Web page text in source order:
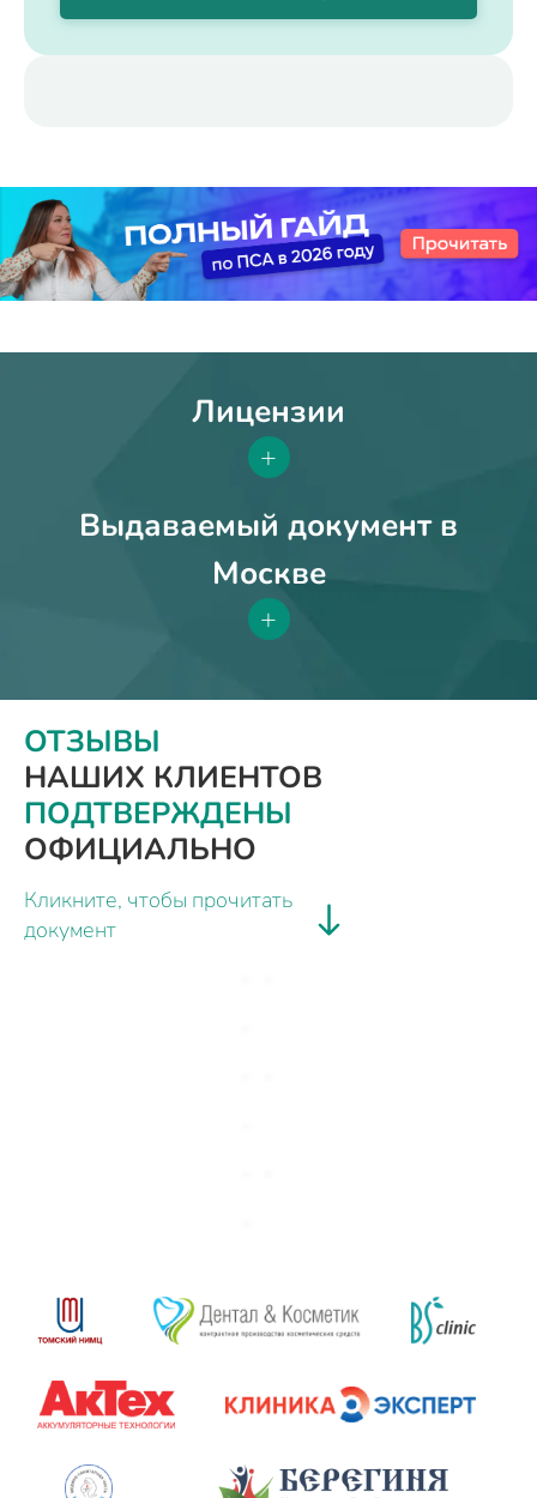
Лицензии
+
Выдаваемый документ в
Москве
+
ОТЗЫВЫ
НАШИХ КЛИЕНТОВ
ПОДТВЕРЖДЕНЫ
ОФИЦИАЛЬНО
Кликните, чтобы прочитать
документ